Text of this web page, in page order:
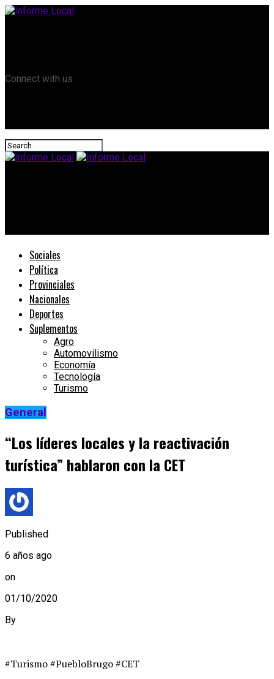
Connect with us
Sociales
Política
Provinciales
Nacionales
Deportes
Suplementos
Agro
Automovilismo
Economía
Tecnología
Turismo
General
“Los líderes locales y la reactivación
turística” hablaron con la CET
Published
6 años ago
on
01/10/2020
By
#Turismo #PuebloBrugo #CET